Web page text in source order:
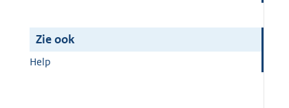
Zie ook
Help